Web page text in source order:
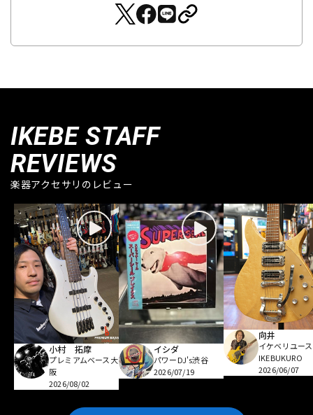
IKEBE STAFF
REVIEWS
楽器アクセサリのレビュー
小村 拓摩
プレミアムベース大
阪
2026/08/02
イシダ
パワーDJ's渋谷
2026/07/19
向井
イケベリユース
IKEBUKURO
2026/06/07